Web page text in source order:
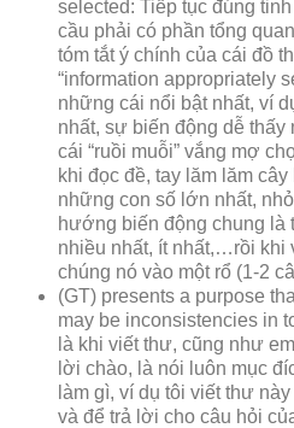
selected: Tiếp tục đúng
cầu phải có phần tổng
tóm tắt ý chính của cái đồ
“information appropriately
những cái nổi bật nhất, ví
nhất, sự biến động dễ
cái “ruồi muỗi” vắng mợ
khi đọc đề, tay lăm lăm
những con số lớn nhất,
hướng biến động chung là
nhiều nhất, ít nhất,…rồi khi
chúng nó vào một rổ (1-2
(GT) presents a purpose
may be inconsistencies in
là khi viết thư, cũng như
lời chào, là nói luôn mục
làm gì, ví dụ tôi viết thư
và để trả lời cho câu hỏi